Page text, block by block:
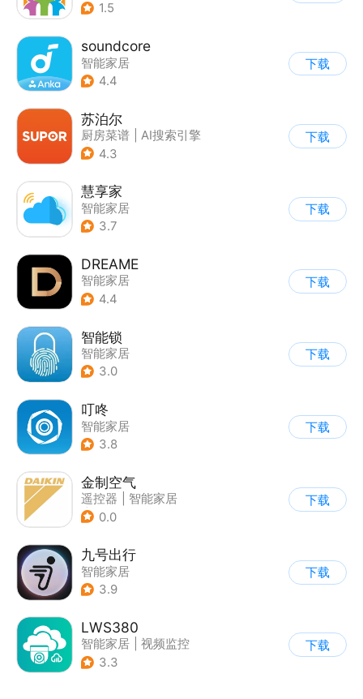
1.5
soundcore
智能家居
4.4
下载
苏泊尔
厨房菜谱
AI搜索引擎
| 智能家居
4.3
下载
慧享家
智能家居
3.7
下载
DREAME
智能家居
4.4
下载
智能锁
智能家居
3.0
下载
叮咚
智能家居
3.8
下载
金制空气
遥控器
智能家居
| 家居装修
0.0
下载
九号出行
智能家居
3.9
下载
LWS380
智能家居
视频监控
3.3
下载